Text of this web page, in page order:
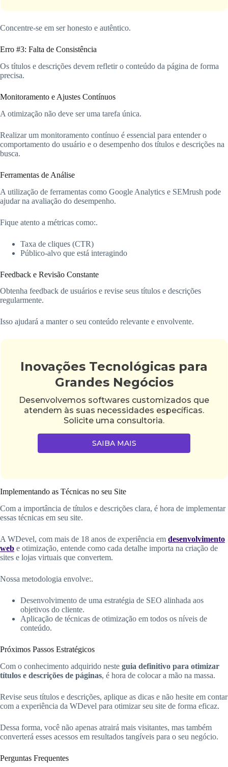
Concentre-se em ser honesto e autêntico.
Erro #3: Falta de Consistência
Os títulos e descrições devem refletir o conteúdo da página de forma
precisa.
Monitoramento e Ajustes Contínuos
A otimização não deve ser uma tarefa única.
Realizar um monitoramento contínuo é essencial para entender o
comportamento do usuário e o desempenho dos títulos e descrições na
busca.
Ferramentas de Análise
A utilização de ferramentas como Google Analytics e SEMrush pode
ajudar na avaliação do desempenho.
Fique atento a métricas como:.
Taxa de cliques (CTR)
Público-alvo que está interagindo
Feedback e Revisão Constante
Obtenha feedback de usuários e revise seus títulos e descrições
regularmente.
Isso ajudará a manter o seu conteúdo relevante e envolvente.
Inovações Tecnológicas para
Grandes Negócios
Desenvolvemos softwares customizados que
atendem às suas necessidades específicas.
Solicite uma consultoria.
SAIBA MAIS
Implementando as Técnicas no seu Site
Com a importância de títulos e descrições clara, é hora de implementar
essas técnicas em seu site.
A WDevel, com mais de 18 anos de experiência em desenvolvimento
web e otimização, entende como cada detalhe importa na criação de
sites e lojas virtuais que convertem.
Nossa metodologia envolve:.
Desenvolvimento de uma estratégia de SEO alinhada aos
objetivos do cliente.
Aplicação de técnicas de otimização em todos os níveis de
conteúdo.
Próximos Passos Estratégicos
Com o conhecimento adquirido neste guia definitivo para otimizar
títulos e descrições de páginas, é hora de colocar a mão na massa.
Revise seus títulos e descrições, aplique as dicas e não hesite em contar
com a experiência da WDevel para otimizar seu site de forma eficaz.
Dessa forma, você não apenas atrairá mais visitantes, mas também
converterá esses acessos em resultados tangíveis para o seu negócio.
Perguntas Frequentes